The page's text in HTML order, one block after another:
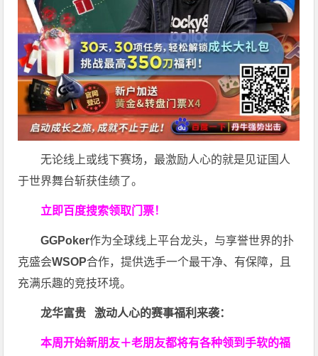
无论线上或线下赛场，最激励人心的就是见证国人
于世界舞台斩获佳绩了。
立即百度搜索领取门票！
GGPoker作为全球线上平台龙头，与享誉世界的扑
克盛会WSOP合作，提供选手一个最干净、有保障，且
充满乐趣的竞技环境。
龙华富贵 激动人心的赛事福利来袭：
本周开始新朋友＋老朋友都将有各种领到手软的福